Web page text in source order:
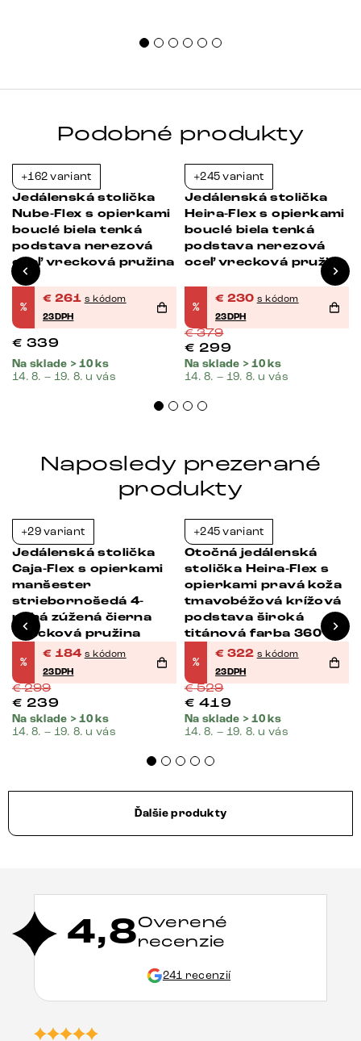
Podobné produkty
+162 variant
Jedálenská stolička
Nube-Flex s opierkami
bouclé biela tenká
podstava nerezová
oceľ vrecková pružina
%
€ 261 s kódom
23DPH
€ 339
Na sklade > 10 ks
14. 8. – 19. 8. u vás
+245 variant
Jedálenská stolička
Heira-Flex s opierkami
bouclé biela tenká
podstava nerezová
oceľ vrecková pružina
%
€ 230 s kódom
23DPH
€379
€ 299
Na sklade > 10 ks
14. 8. – 19. 8. u vás
Naposledy prezerané
produkty
+29 variant
Jedálenská stolička
Caja-Flex s opierkami
manšester
striebornošedá 4-
nohá zúžená čierna
vrecková pružina
%
€ 184 s kódom
23DPH
€299
€ 239
Na sklade > 10 ks
14. 8. – 19. 8. u vás
+245 variant
Otočná jedálenská
stolička Heira-Flex s
opierkami pravá koža
tmavobéžová krížová
podstava široká
titánová farba 360°
otočná vrecková
pružina
%
€ 322 s kódom
23DPH
€529
€ 419
Na sklade > 10 ks
14. 8. – 19. 8. u vás
Ďalšie produkty
4,8Overené
recenzie
241 recenzií